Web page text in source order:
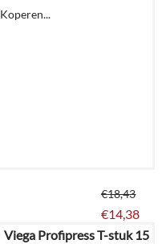
Koperen...
€18,43
€14,38
Viega Profipress T-stuk 15